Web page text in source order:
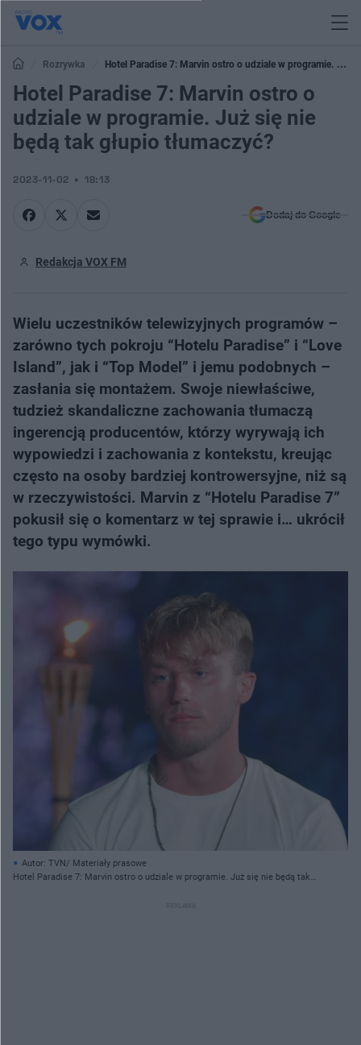
Rozrywka
Hotel Paradise 7: Marvin ostro o udziale w programie. Już
się nie będą tak głupio tłumaczyć?
Hotel Paradise 7: Marvin ostro o
udziale w programie. Już się nie
będą tak głupio tłumaczyć?
2023-11-02 18:13
Dodaj do Google
Redakcja VOX FM
Wielu uczestników telewizyjnych programów –
zarówno tych pokroju “Hotelu Paradise” i “Love
Island”, jak i “Top Model” i jemu podobnych –
zasłania się montażem. Swoje niewłaściwe,
tudzież skandaliczne zachowania tłumaczą
ingerencją producentów, którzy wyrywają ich
wypowiedzi i zachowania z kontekstu, kreując
często na osoby bardziej kontrowersyjne, niż są
w rzeczywistości. Marvin z “Hotelu Paradise 7”
pokusił się o komentarz w tej sprawie i… ukrócił
tego typu wymówki.
Autor: TVN/ Materiały prasowe
Hotel Paradise 7: Marvin ostro o udziale w programie. Już się nie będą tak